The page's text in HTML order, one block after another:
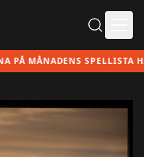
MÅNADENS SPELLISTA HÄR!